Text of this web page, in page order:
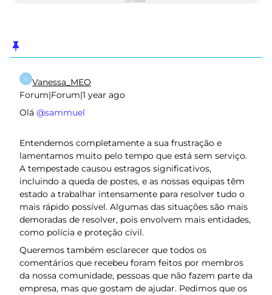
V
Vanessa_MEO
Forum|Forum|1 year ago
Olá ​ @sammuel
Entendemos completamente a sua frustração e
lamentamos muito pelo tempo que está sem serviço.
A tempestade causou estragos significativos,
incluindo a queda de postes, e as nossas equipas têm
estado a trabalhar intensamente para resolver tudo o
mais rápido possível. Algumas das situações são mais
demoradas de resolver, pois envolvem mais entidades,
como polícia e proteção civil.
Queremos também esclarecer que todos os
comentários que recebeu foram feitos por membros
da nossa comunidade, pessoas que não fazem parte da
empresa, mas que gostam de ajudar. Pedimos que os